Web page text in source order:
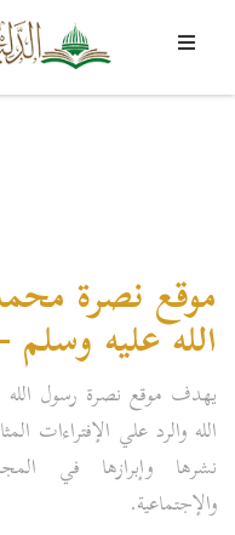
موقع نصرة
الله عليه وسلم -
يهدف موقع نصرة رسول الله
الله والرد علي الإفتراءات
نشرها وإبرازها في
والإجتماعية.